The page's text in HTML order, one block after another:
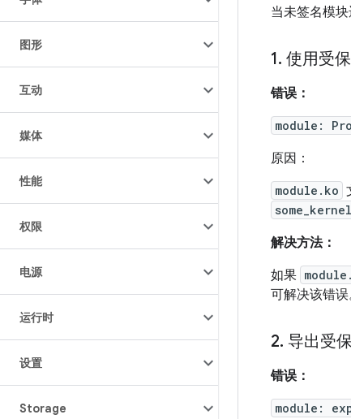
图形
互动
媒体
性能
权限
电源
运行时
设置
Storage
当未签名模
1. 使用受
错误：
module:
原因：
module.ko
解决方法：
如果
可解决该错
2. 导出受
错误：
module: